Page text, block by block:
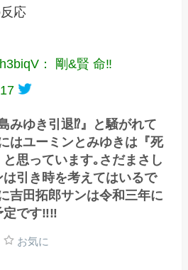
応
： 剛&賢 命‼️
みゆき引退⁉️』と騒がれて
はユーミンとみゆきは『死
思っています｡さだまさし
引き時を考えてはいるで
吉田拓郎サンは令和三年に
定です‼️‼️
お気に